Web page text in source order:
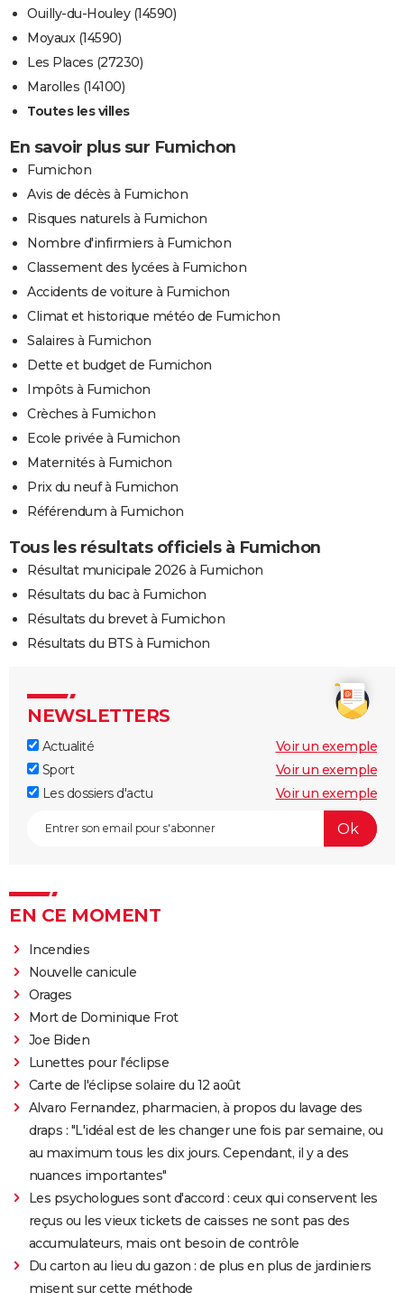
Ouilly-du-Houley (14590)
Moyaux (14590)
Les Places (27230)
Marolles (14100)
Toutes les villes
En savoir plus sur Fumichon
Fumichon
Avis de décès à Fumichon
Risques naturels à Fumichon
Nombre d'infirmiers à Fumichon
Classement des lycées à Fumichon
Accidents de voiture à Fumichon
Climat et historique météo de Fumichon
Salaires à Fumichon
Dette et budget de Fumichon
Impôts à Fumichon
Crèches à Fumichon
Ecole privée à Fumichon
Maternités à Fumichon
Prix du neuf à Fumichon
Référendum à Fumichon
Tous les résultats officiels à Fumichon
Résultat municipale 2026 à Fumichon
Résultats du bac à Fumichon
Résultats du brevet à Fumichon
Résultats du BTS à Fumichon
NEWSLETTERS
Actualité
Voir un exemple
Sport
Voir un exemple
Les dossiers d'actu
Voir un exemple
EN CE MOMENT
Incendies
Nouvelle canicule
Orages
Mort de Dominique Frot
Joe Biden
Lunettes pour l'éclipse
Carte de l'éclipse solaire du 12 août
Alvaro Fernandez, pharmacien, à propos du lavage des
draps : "L'idéal est de les changer une fois par semaine, ou
au maximum tous les dix jours. Cependant, il y a des
nuances importantes"
Les psychologues sont d'accord : ceux qui conservent les
reçus ou les vieux tickets de caisses ne sont pas des
accumulateurs, mais ont besoin de contrôle
Du carton au lieu du gazon : de plus en plus de jardiniers
misent sur cette méthode